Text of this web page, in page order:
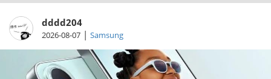
dddd204
2026-08-07 | Samsung